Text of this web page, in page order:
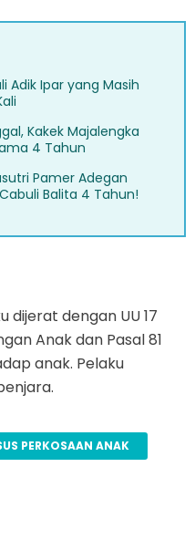
Adik Ipar yang Masih
Kakek Majalengka
4 Tahun
Pamer Adegan
Balita 4 Tahun!
dijerat dengan UU 17
Anak dan Pasal 81
anak. Pelaku
PERKOSAAN ANAK